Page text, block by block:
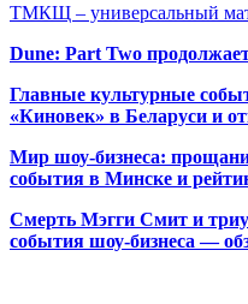
ТМКЩ – универсальный
Dune: Part Two
Главные культурные
«Киновек» в Беларуси и
Мир шоу-бизнеса:
события в Минске и
Смерть Мэгги Смит и
события шоу-бизнеса —